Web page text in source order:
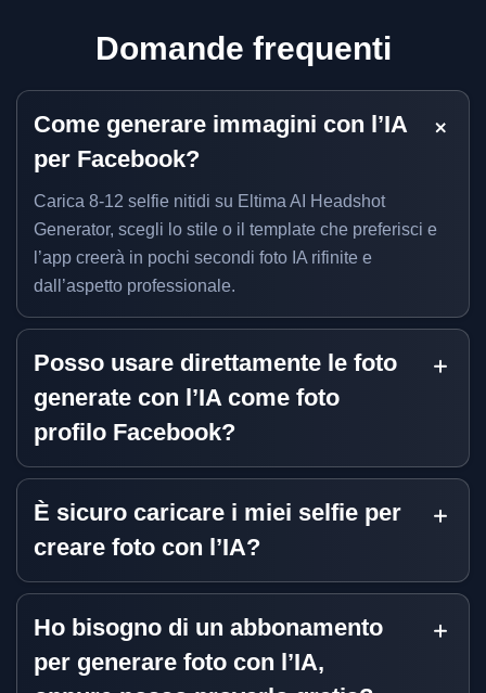
Domande frequenti
Come generare immagini con l’IA
per Facebook?
Carica 8-12 selfie nitidi su Eltima AI Headshot
Generator, scegli lo stile o il template che preferisci e
l’app creerà in pochi secondi foto IA rifinite e
dall’aspetto professionale.
Posso usare direttamente le foto
generate con l’IA come foto
profilo Facebook?
È sicuro caricare i miei selfie per
creare foto con l’IA?
Ho bisogno di un abbonamento
per generare foto con l’IA,